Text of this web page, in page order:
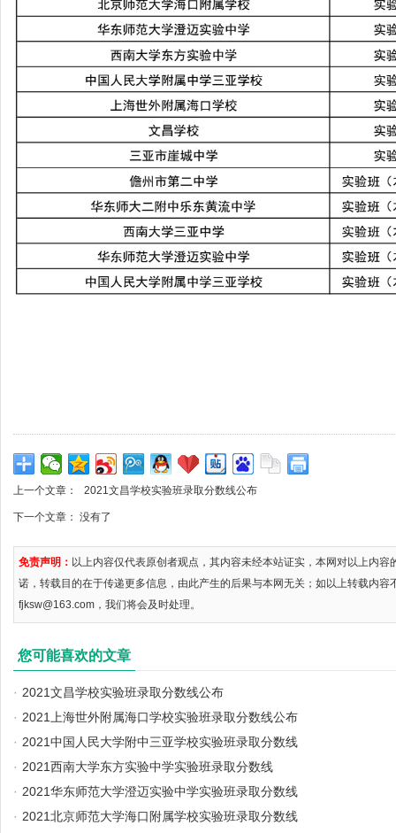
上一个文章： 2021文昌学校实验班录取分数线公布
下一个文章： 没有了
免责声明： 以上内容仅代表原创者观点，其内容未经本站证实，本网对以上内
诺，转载目的在于传递更多信息，由此产生的后果与本网无关；如以上转载内容
fjksw@163.com，我们将会及时处理。
您可能喜欢的文章
· 2021文昌学校实验班录取分数线公布
· 2021上海世外附属海口学校实验班录取分数线公布
· 2021中国人民大学附中三亚学校实验班录取分数线
· 2021西南大学东方实验中学实验班录取分数线
· 2021华东师范大学澄迈实验中学实验班录取分数线
· 2021北京师范大学海口附属学校实验班录取分数线